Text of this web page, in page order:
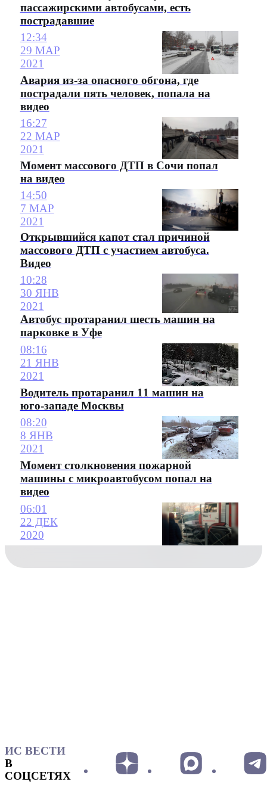
пассажирскими автобусами, есть
пострадавшие
12:34
29 МАР
2021
Авария из-за опасного обгона, где
пострадали пять человек, попала на
видео
16:27
22 МАР
2021
Момент массового ДТП в Сочи попал
на видео
14:50
7 МАР
2021
Открывшийся капот стал причиной
массового ДТП с участием автобуса.
Видео
10:28
30 ЯНВ
2021
Автобус протаранил шесть машин на
парковке в Уфе
08:16
21 ЯНВ
2021
Водитель протаранил 11 машин на
юго-западе Москвы
08:20
8 ЯНВ
2021
Момент столкновения пожарной
машины с микроавтобусом попал на
видео
06:01
22 ДЕК
2020
ИС ВЕСТИ
В
СОЦСЕТЯХ